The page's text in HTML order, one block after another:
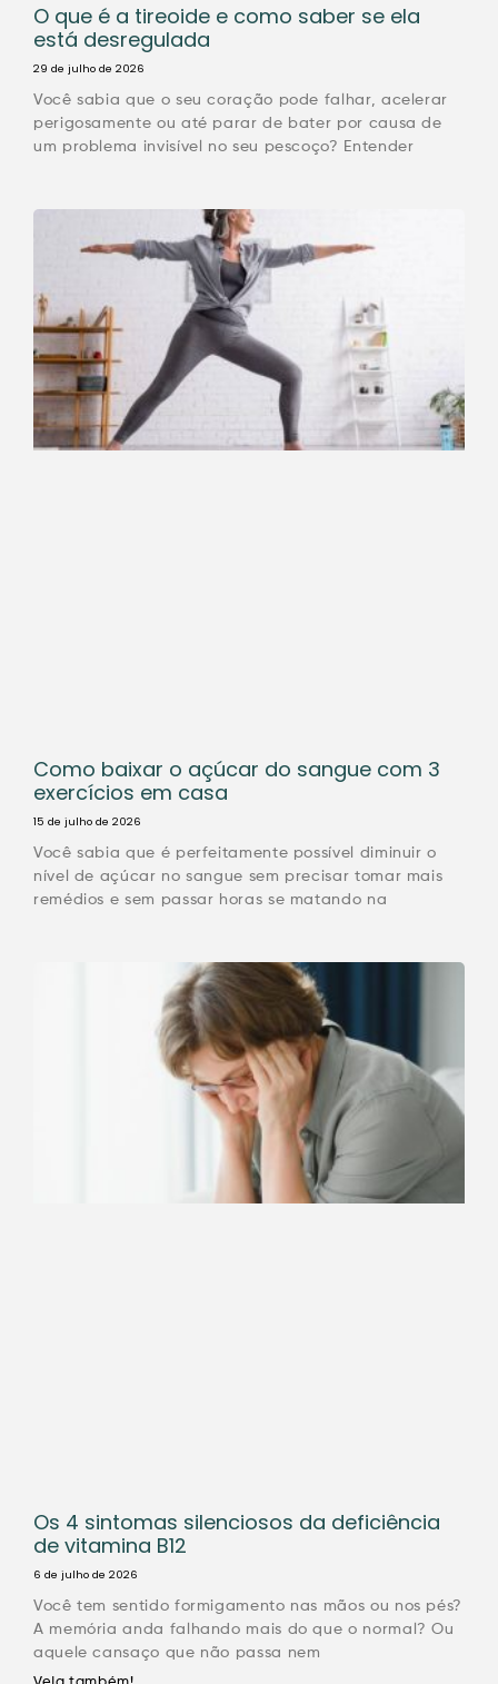
O que é a tireoide e como saber se ela
está desregulada
29 de julho de 2026
Você sabia que o seu coração pode falhar, acelerar
perigosamente ou até parar de bater por causa de
um problema invisível no seu pescoço? Entender
Como baixar o açúcar do sangue com 3
exercícios em casa
15 de julho de 2026
Você sabia que é perfeitamente possível diminuir o
nível de açúcar no sangue sem precisar tomar mais
remédios e sem passar horas se matando na
Os 4 sintomas silenciosos da deficiência
de vitamina B12
6 de julho de 2026
Você tem sentido formigamento nas mãos ou nos pés?
A memória anda falhando mais do que o normal? Ou
aquele cansaço que não passa nem